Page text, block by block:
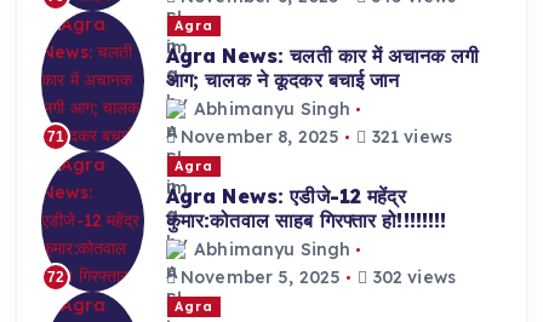
71
Agra
Agra News: चलती कार में अचानक लगी
आग; चालक ने कूदकर बचाई जान
Abhimanyu Singh
November 8, 2025
321 views
72
Agra
Agra News: एडीजे-12 महेंद्र
कुमार:कोतवाल साहब गिरफ्तार हो!!!!!!!!
Abhimanyu Singh
November 5, 2025
302 views
Agra